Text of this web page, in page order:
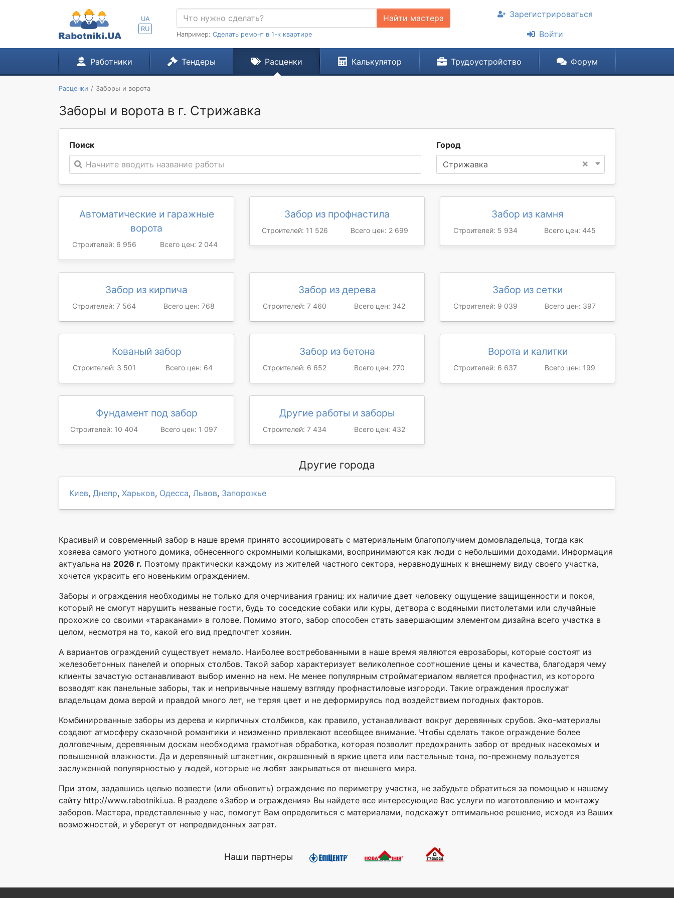
UA
RU
Найти мастера
Например: Сделать ремонт в 1-к квартире
Зарегистрироваться
Войти
Работники Тендеры Расценки Калькулятор Трудоустройство Форум
Расценки Заборы и ворота
Заборы и ворота в г. Стрижавка
Поиск
Начните вводить название работы
Город
×
Стрижавка
Автоматические и гаражные
ворота
Строителей: 6 956 Всего цен: 2 044
Забор из профнастила
Строителей: 11 526 Всего цен: 2 699
Забор из камня
Строителей: 5 934 Всего цен: 445
Забор из кирпича
Строителей: 7 564 Всего цен: 768
Забор из дерева
Строителей: 7 460 Всего цен: 342
Забор из сетки
Строителей: 9 039 Всего цен: 397
Кованый забор
Строителей: 3 501 Всего цен: 64
Забор из бетона
Строителей: 6 652 Всего цен: 270
Ворота и калитки
Строителей: 6 637 Всего цен: 199
Фундамент под забор
Строителей: 10 404 Всего цен: 1 097
Другие работы и заборы
Строителей: 7 434 Всего цен: 432
Другие города
Киев, Днепр, Харьков, Одесса, Львов, Запорожье
Красивый и современный забор в наше время принято ассоциировать с материальным благополучием домовладельца, тогда как
хозяева самого уютного домика, обнесенного скромными колышками, воспринимаются как люди с небольшими доходами. Информация
актуальна на 2026 г. Поэтому практически каждому из жителей частного сектора, неравнодушных к внешнему виду своего участка,
хочется украсить его новеньким ограждением.
Заборы и ограждения необходимы не только для очерчивания границ: их наличие дает человеку ощущение защищенности и покоя,
который не смогут нарушить незваные гости, будь то соседские собаки или куры, детвора с водяными пистолетами или случайные
прохожие со своими «тараканами» в голове. Помимо этого, забор способен стать завершающим элементом дизайна всего участка в
целом, несмотря на то, какой его вид предпочтет хозяин.
А вариантов ограждений существует немало. Наиболее востребованными в наше время являются еврозаборы, которые состоят из
железобетонных панелей и опорных столбов. Такой забор характеризует великолепное соотношение цены и качества, благодаря чему
клиенты зачастую останавливают выбор именно на нем. Не менее популярным стройматериалом является профнастил, из которого
возводят как панельные заборы, так и непривычные нашему взгляду профнастиловые изгороди. Такие ограждения прослужат
владельцам дома верой и правдой много лет, не теряя цвет и не деформируясь под воздействием погодных факторов.
Комбинированные заборы из дерева и кирпичных столбиков, как правило, устанавливают вокруг деревянных срубов. Эко-материалы
создают атмосферу сказочной романтики и неизменно привлекают всеобщее внимание. Чтобы сделать такое ограждение более
долговечным, деревянным доскам необходима грамотная обработка, которая позволит предохранить забор от вредных насекомых и
повышенной влажности. Да и деревянный штакетник, окрашенный в яркие цвета или пастельные тона, по-прежнему пользуется
заслуженной популярностью у людей, которые не любят закрываться от внешнего мира.
При этом, задавшись целью возвести (или обновить) ограждение по периметру участка, не забудьте обратиться за помощью к нашему
сайту http://www.rabotniki.ua. В разделе «Забор и ограждения» Вы найдете все интересующие Вас услуги по изготовлению и монтажу
заборов. Мастера, представленные у нас, помогут Вам определиться с материалами, подскажут оптимальное решение, исходя из Ваших
возможностей, и уберегут от непредвиденных затрат.
Наши партнеры